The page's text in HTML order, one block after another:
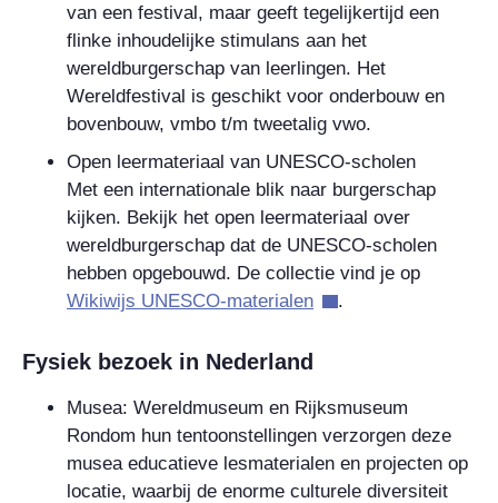
van een festival, maar geeft tegelijkertijd een
flinke inhoudelijke stimulans aan het
wereldburgerschap van leerlingen. Het
Wereldfestival is geschikt voor onderbouw en
bovenbouw, vmbo t/m tweetalig vwo.
Open leermateriaal van UNESCO-scholen
Met een internationale blik naar burgerschap
kijken. Bekijk het open leermateriaal over
wereldburgerschap dat de UNESCO-scholen
hebben opgebouwd. De collectie vind je op
Wikiwijs UNESCO-materialen
.
Fysiek bezoek in Nederland
Musea: Wereldmuseum en Rijksmuseum
Rondom hun tentoonstellingen verzorgen deze
musea educatieve lesmaterialen en projecten op
locatie, waarbij de enorme culturele diversiteit